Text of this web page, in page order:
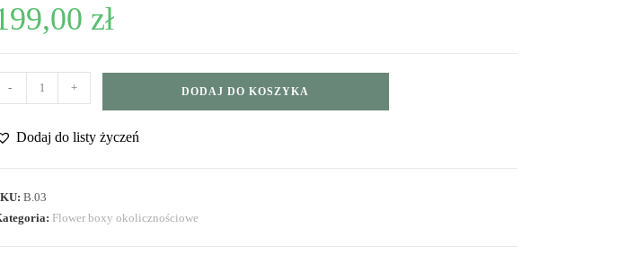
zł
- + DODAJ DO KOSZYKA
Dodaj do listy życzeń
B.03
Flower boxy okolicznościowe